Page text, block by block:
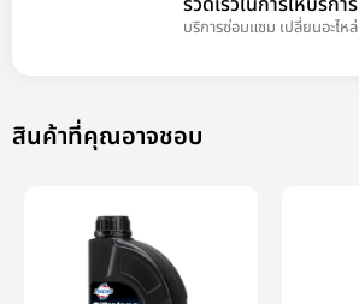
บริการซ่อมแซม เปลี่ยนอะไหล่
สินค้าที่คุณอาจชอบ